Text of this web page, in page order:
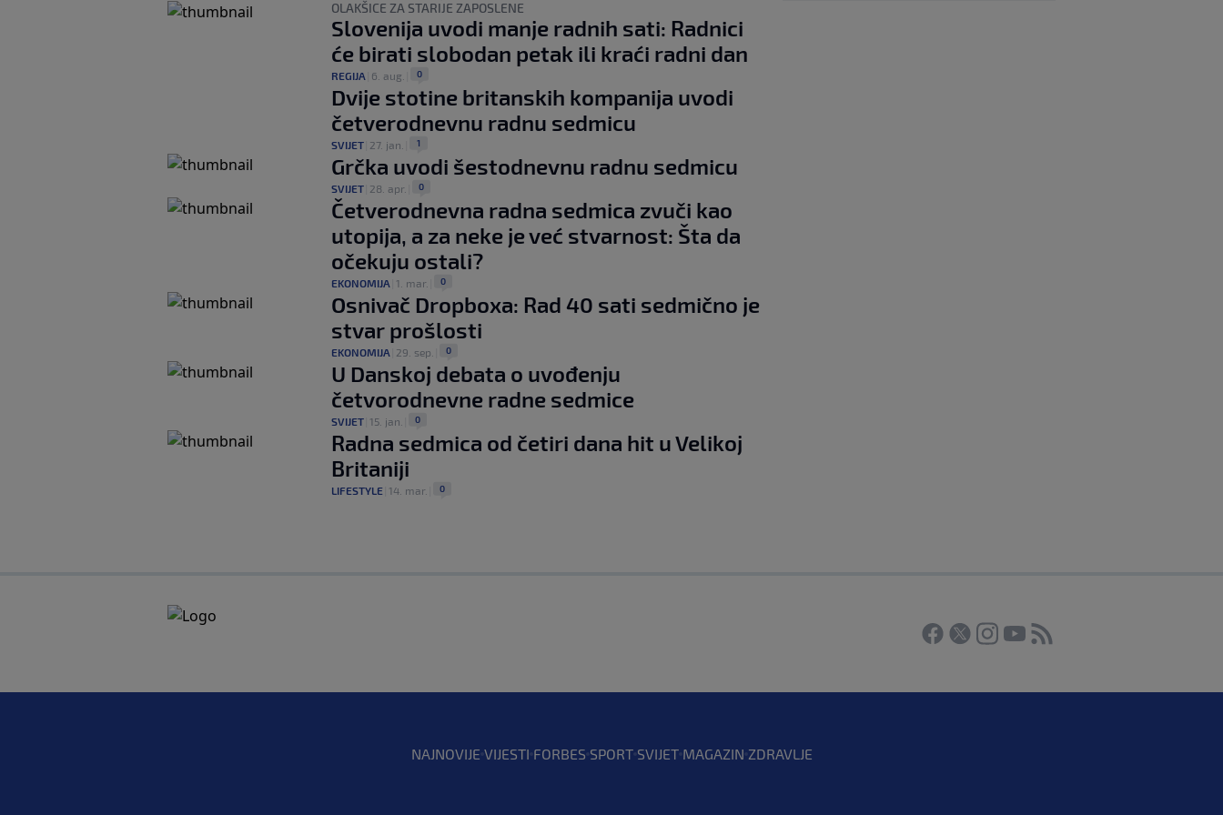
OLAKŠICE ZA STARIJE ZAPOSLENE
Slovenija uvodi manje radnih sati: Radnici
će birati slobodan petak ili kraći radni dan
REGIJA 6. aug. 0
Dvije stotine britanskih kompanija uvodi
četverodnevnu radnu sedmicu
SVIJET 27. jan. 1
Grčka uvodi šestodnevnu radnu sedmicu
SVIJET 28. apr. 0
Četverodnevna radna sedmica zvuči kao
utopija, a za neke je već stvarnost: Šta da
očekuju ostali?
EKONOMIJA 1. mar. 0
Osnivač Dropboxa: Rad 40 sati sedmično je
stvar prošlosti
EKONOMIJA 29. sep. 0
U Danskoj debata o uvođenju
četvorodnevne radne sedmice
SVIJET 15. jan. 0
Radna sedmica od četiri dana hit u Velikoj
Britaniji
LIFESTYLE 14. mar. 0
NAJNOVIJE VIJESTI FORBES SPORT SVIJET MAGAZIN ZDRAVLJE